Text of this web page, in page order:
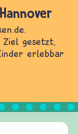
Ziel gesetzt,
erlebbar